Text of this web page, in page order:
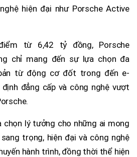
hiện đại như Porsche Active
từ 6,42 tỷ đồng, Porsche
chỉ mang đến sự lựa chọn đa
từ động cơ đốt trong đến e-
đẳng cấp và công nghệ vượt
chọn lý tưởng cho những ai mong
trọng, hiện đại và công nghệ
hành trình, đồng thời thể hiện